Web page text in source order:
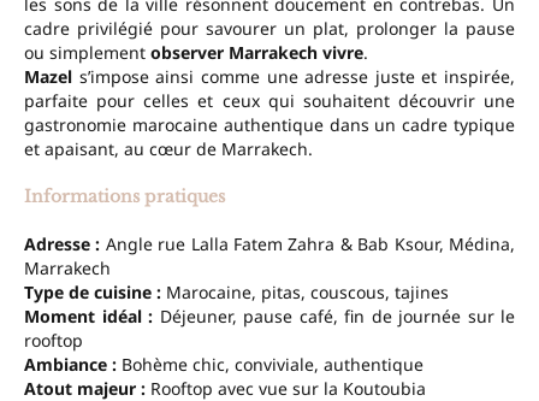
cadre privilégié pour savourer un plat, prolonger la pause
ou simplement observer Marrakech vivre.
Mazel s’impose ainsi comme une adresse juste et inspirée,
parfaite pour celles et ceux qui souhaitent découvrir une
gastronomie marocaine authentique dans un cadre typique
et apaisant, au cœur de Marrakech.
Informations pratiques
Adresse : Angle rue Lalla Fatem Zahra & Bab Ksour, Médina,
Marrakech
Type de cuisine : Marocaine, pitas, couscous, tajines
Moment idéal : Déjeuner, pause café, fin de journée sur le
rooftop
Ambiance : Bohème chic, conviviale, authentique
Atout majeur : Rooftop avec vue sur la Koutoubia